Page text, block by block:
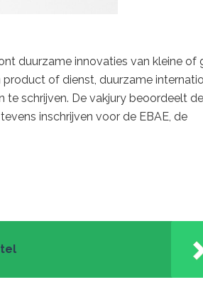
duurzame innovaties van kleine of
of dienst, duurzame
schrijven. De vakjury beoordeelt de
inschrijven voor de EBAE, de